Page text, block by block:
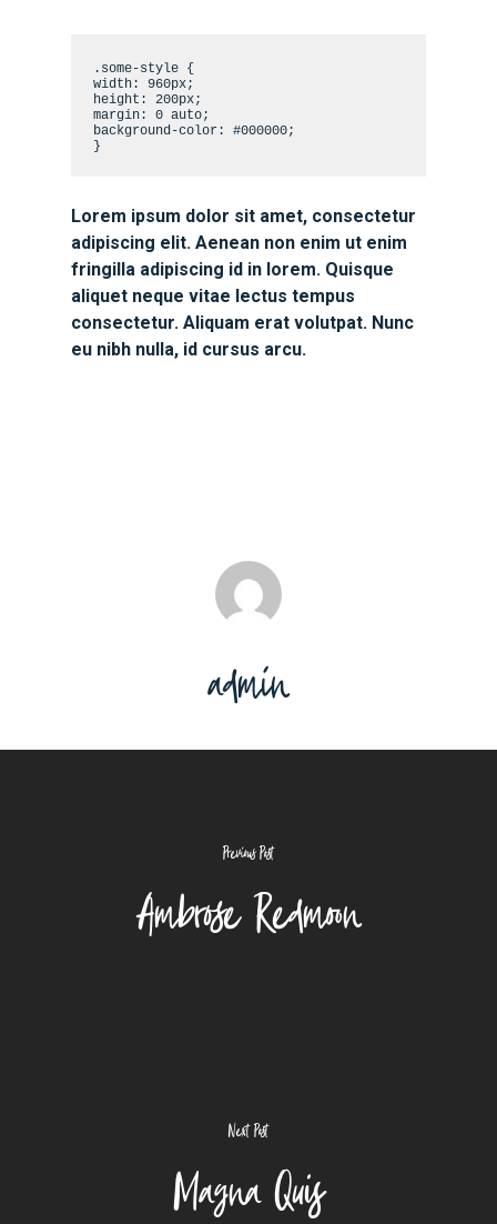
.some-style {
width: 960px;
height: 200px;
margin: 0 auto;
background-color: #000000;
}
Lorem ipsum dolor sit amet, consectetur
adipiscing elit. Aenean non enim ut enim
fringilla adipiscing id in lorem. Quisque
aliquet neque vitae lectus tempus
consectetur. Aliquam erat volutpat. Nunc
eu nibh nulla, id cursus arcu.
admin
Previous Post
Ambrose Redmoon
Next Post
Magna Quis